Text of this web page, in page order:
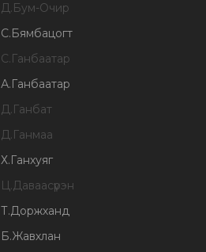
Д.Бум-Очир
С.Бямбацогт
С.Ганбаатар
А.Ганбаатар
Д.Ганбат
Д.Ганмаа
Х.Ганхуяг
Ц.Даваасүрэн
Т.Доржханд
Б.Жавхлан